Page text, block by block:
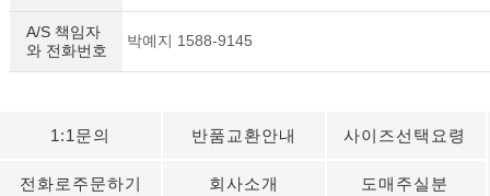
A/S 책임자
와 전화번호
박예지 1588-9145
1:1문의 반품교환안내 사이즈선택요령
전화로주문하기 회사소개 도매주실분